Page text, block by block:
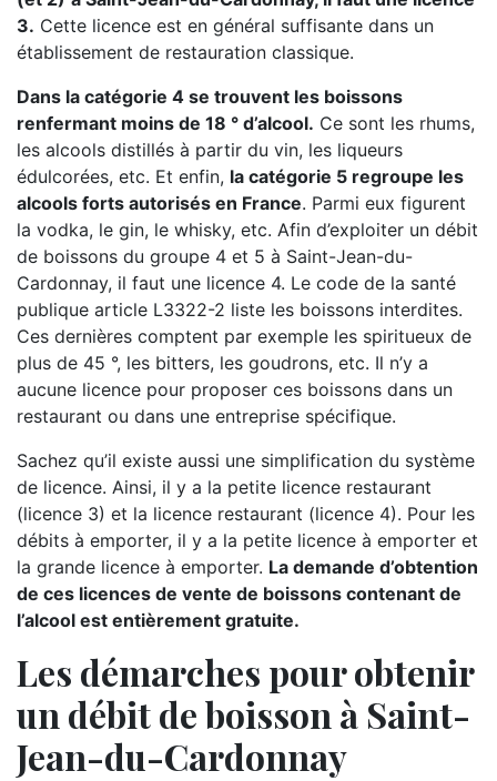
3. Cette licence est en général suffisante dans un
établissement de restauration classique.
Dans la catégorie 4 se trouvent les boissons
renfermant moins de 18 ° d’alcool. Ce sont les rhums,
les alcools distillés à partir du vin, les liqueurs
édulcorées, etc. Et enfin, la catégorie 5 regroupe les
alcools forts autorisés en France. Parmi eux figurent
la vodka, le gin, le whisky, etc. Afin d’exploiter un débit
de boissons du groupe 4 et 5 à Saint-Jean-du-
Cardonnay, il faut une licence 4. Le code de la santé
publique article L3322-2 liste les boissons interdites.
Ces dernières comptent par exemple les spiritueux de
plus de 45 °, les bitters, les goudrons, etc. Il n’y a
aucune licence pour proposer ces boissons dans un
restaurant ou dans une entreprise spécifique.
Sachez qu’il existe aussi une simplification du système
de licence. Ainsi, il y a la petite licence restaurant
(licence 3) et la licence restaurant (licence 4). Pour les
débits à emporter, il y a la petite licence à emporter et
la grande licence à emporter. La demande d’obtention
de ces licences de vente de boissons contenant de
l’alcool est entièrement gratuite.
Les démarches pour obtenir
un débit de boisson à Saint-
Jean-du-Cardonnay